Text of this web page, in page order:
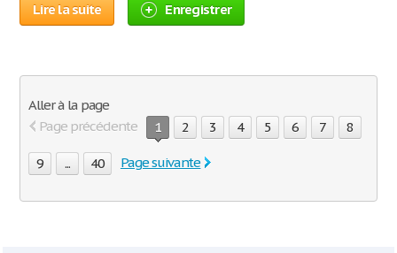
Lire la suite Enregistrer
Aller à la page
Page précédente
1 2 3 4 5 6 7 8
9 ... 40 Page suivante